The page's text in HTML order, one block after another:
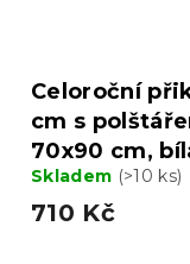
Celoroční
cm s
70x90 cm,
Skladem (>10 ks)
710 Kč